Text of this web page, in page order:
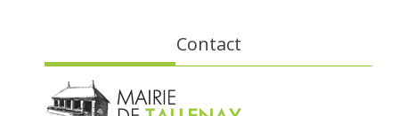
Contact